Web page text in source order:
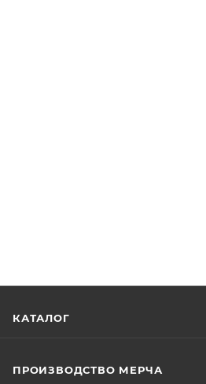
КАТАЛОГ
ПРОИЗВОДСТВО МЕРЧА